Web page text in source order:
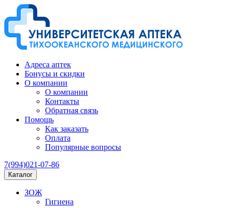
Адреса аптек
Бонусы и скидки
О компании
О компании
Контакты
Обратная связь
Помощь
Как заказать
Оплата
Популярные вопросы
7(994)021-07-86
Каталог
ЗОЖ
Гигиена